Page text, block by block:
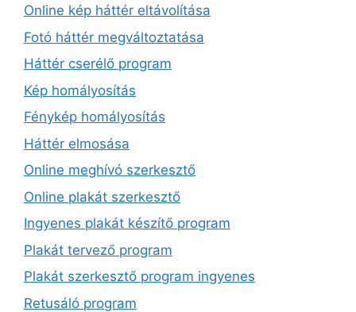
Online kép háttér eltávolítása
Fotó háttér megváltoztatása
Háttér cserélő program
Kép homályosítás
Fénykép homályosítás
Háttér elmosása
Online meghívó szerkesztő
Online plakát szerkesztő
Ingyenes plakát készítő program
Plakát tervező program
Plakát szerkesztő program ingyenes
Retusáló program